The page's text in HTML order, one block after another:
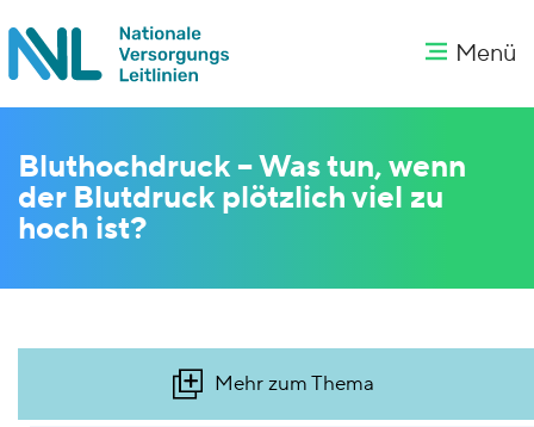
Menü
Bluthochdruck – Was tun, wenn
der Blutdruck plötzlich viel zu
hoch ist?
Mehr zum Thema